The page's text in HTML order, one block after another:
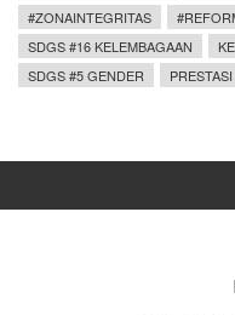
#ZONAINTEGRITAS
SDGS #16 KELEMBAGAAN
SDGS #5 GENDER